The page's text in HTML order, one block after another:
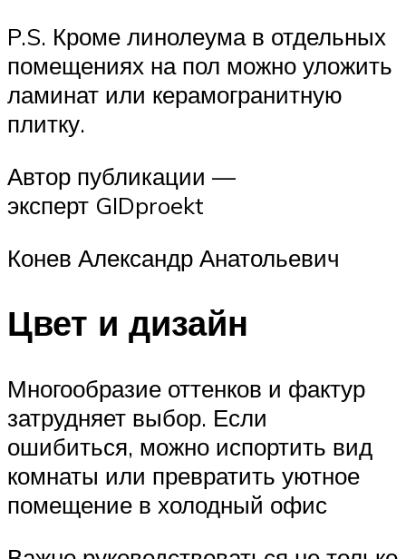
P.S. Кроме линолеума в отдельных
помещениях на пол можно уложить
ламинат или керамогранитную
плитку.
Автор публикации —
эксперт GIDproekt
Конев Александр Анатольевич
Цвет и дизайн
Многообразие оттенков и фактур
затрудняет выбор. Если
ошибиться, можно испортить вид
комнаты или превратить уютное
помещение в холодный офис